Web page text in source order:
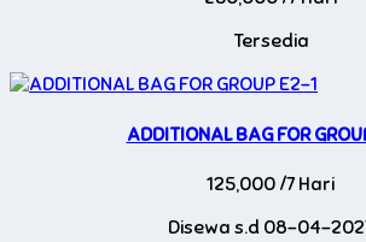
Tersedia
ADDITIONAL BAG FOR
125,000 /7 Hari
Disewa s.d 08-04-